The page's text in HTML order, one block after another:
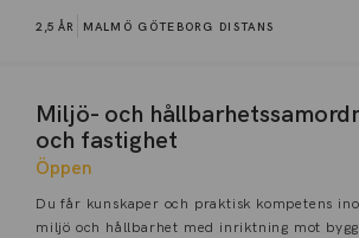
2,5 ÅR MALMÖ GÖTEBORG DISTANS
Miljö- och
och fastighet
Öppen
Du får kunskaper och praktisk kompetens
miljö och hållbarhet med inriktning mot